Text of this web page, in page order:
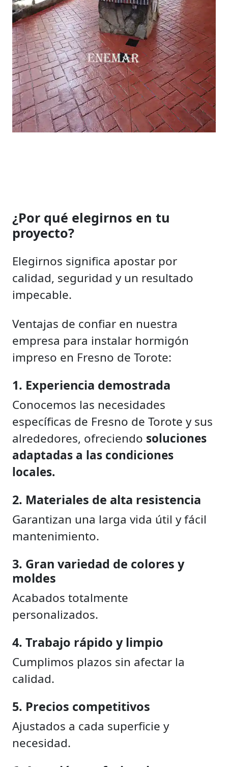
¿Por qué elegirnos en tu
proyecto?
Elegirnos significa apostar por
calidad, seguridad y un resultado
impecable.
Ventajas de confiar en nuestra
empresa para instalar hormigón
impreso en Fresno de Torote:
1. Experiencia demostrada
Conocemos las necesidades
específicas de Fresno de Torote y sus
alrededores, ofreciendo soluciones
adaptadas a las condiciones
locales.
2. Materiales de alta resistencia
Garantizan una larga vida útil y fácil
mantenimiento.
3. Gran variedad de colores y
moldes
Acabados totalmente
personalizados.
4. Trabajo rápido y limpio
Cumplimos plazos sin afectar la
calidad.
5. Precios competitivos
Ajustados a cada superficie y
necesidad.